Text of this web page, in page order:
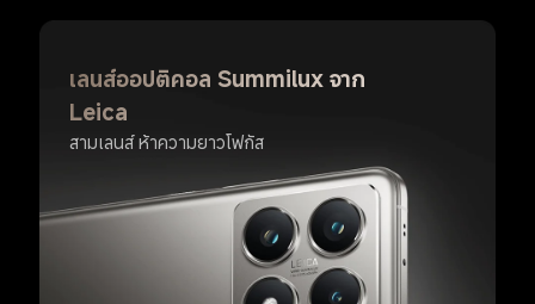
เลนส์ออปติคอล Summilux จาก
Leica
สามเลนส์ ห้าความยาวโฟกัส